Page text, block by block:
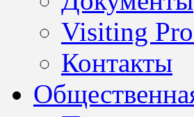
Visiting
Контакты